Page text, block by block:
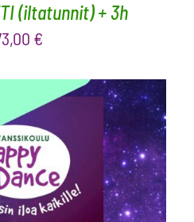
(iltatunnit) + 3h
€